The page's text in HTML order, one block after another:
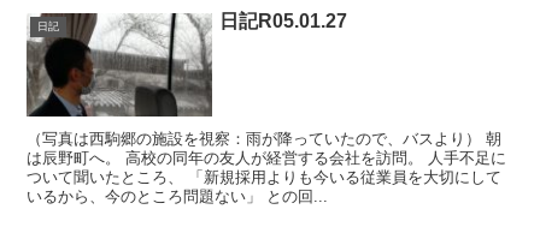
日記 日記R05.01.27
（写真は西駒郷の施設を視察：雨が降っていたので、バスより） 朝
は辰野町へ。 高校の同年の友人が経営する会社を訪問。 人手不足に
ついて聞いたところ、 「新規採用よりも今いる従業員を大切にして
いるから、今のところ問題ない」 との回...